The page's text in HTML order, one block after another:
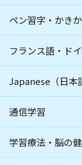
ペン習字・かき
フランス語・ド
Japanese（日本
通信学習
学習療法・脳の